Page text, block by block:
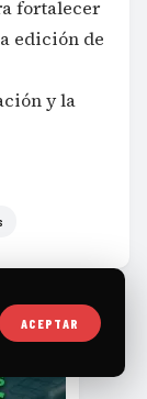
y la
ACEPTAR